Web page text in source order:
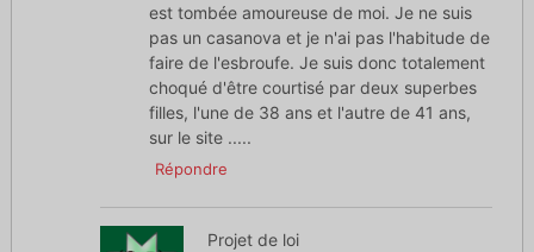
est tombée amoureuse de moi. Je ne suis
pas un casanova et je n'ai pas l'habitude de
faire de l'esbroufe. Je suis donc totalement
choqué d'être courtisé par deux superbes
filles, l'une de 38 ans et l'autre de 41 ans,
sur le site .....
Répondre
Projet de loi